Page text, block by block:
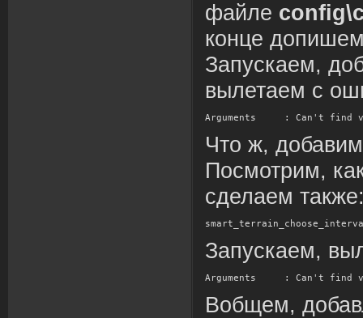
файле
конце
Запускаем,
вылетаем с
Arguments : Can't find
Что ж,
Посмотрим,
сделаем
Запускаем,
Arguments : Can't find
Вобщем,